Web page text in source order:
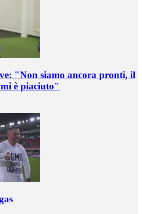
"Non siamo ancora pronti, il
è piaciuto"